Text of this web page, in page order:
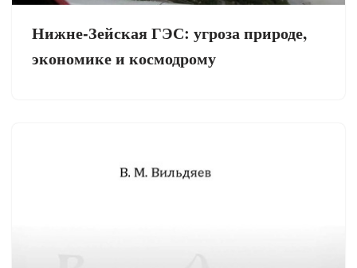
Нижне-Зейская ГЭС: угроза природе,
экономике и космодрому